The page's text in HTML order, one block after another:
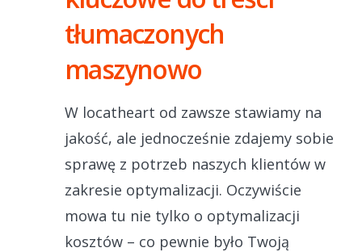
tłumaczonych
maszynowo
W locatheart od zawsze stawiamy na
jakość, ale jednocześnie zdajemy sobie
sprawę z potrzeb naszych klientów w
zakresie optymalizacji. Oczywiście
mowa tu nie tylko o optymalizacji
kosztów – co pewnie było Twoją